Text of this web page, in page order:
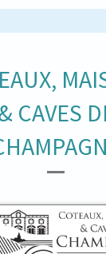
CAVES